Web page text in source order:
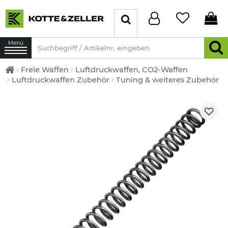
Menü
Freie Waffen
Luftdruckwaffen, CO2-Waffen
Luftdruckwaffen Zubehör
Tuning & weiteres Zubehör